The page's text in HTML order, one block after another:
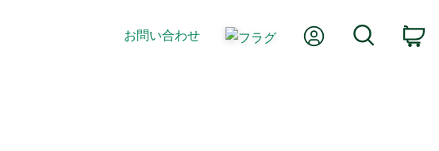
お問い合わせ Myアカウント